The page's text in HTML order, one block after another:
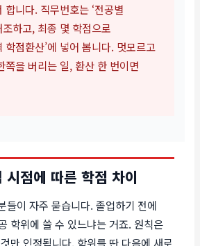
합니다. 직무번호는 ‘전공별
하고, 최종 몇 학점으로
학점환산’에 넣어 봅니다. 멋모르고
쪽을 버리는 일, 환산 한 번이면
시점에 따른 학점 차이
들이 자주 묻습니다. 졸업하기 전에
학위에 쓸 수 있느냐는 거죠. 원칙은
만 인정됩니다. 학위를 딴 다음에 새로